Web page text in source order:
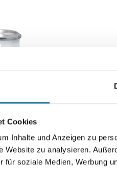
Cookies
Inhalte und Anzeigen zu
Website zu analysieren.
für soziale Medien, Werbung